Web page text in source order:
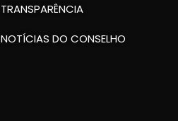
TRANSPARÊNCIA
NOTÍCIAS DO CONSELHO